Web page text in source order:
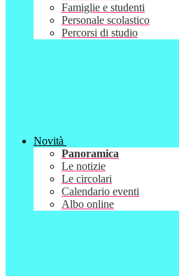
Famiglie e studenti
Personale scolastico
Percorsi di studio
Novità
Panoramica
Le notizie
Le circolari
Calendario eventi
Albo online